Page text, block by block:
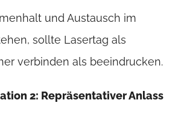
und Austausch im
sollte Lasertag als
verbinden als beeindrucken.
2: Repräsentativer Anlass